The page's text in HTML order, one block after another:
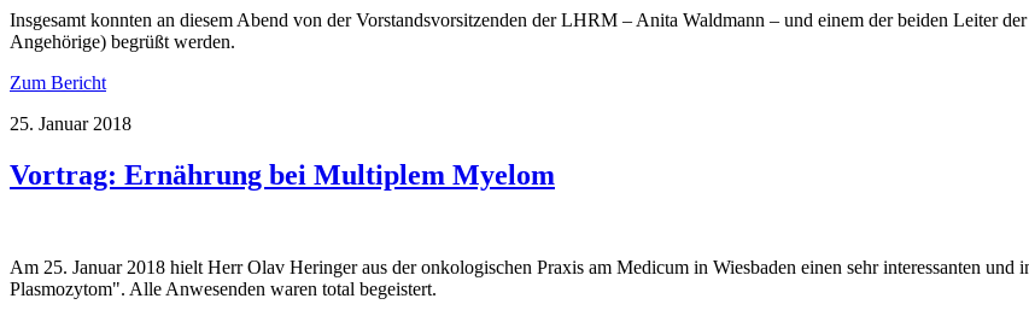
Insgesamt konnten an diesem Abend von der Vorstandsvorsitzenden der LHRM – Anita Waldmann – und einem der beiden Leiter
Angehörige) begrüßt werden.
Zum Bericht
25. Januar 2018
Vortrag: Ernährung bei Multiplem Myelom
Am 25. Januar 2018 hielt Herr Olav Heringer aus der onkologischen Praxis am Medicum in Wiesbaden einen sehr interessanten
Plasmozytom". Alle Anwesenden waren total begeistert.